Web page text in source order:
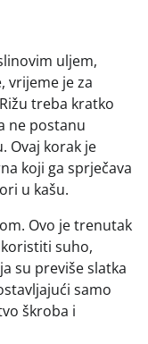
uljem,
vrijeme je za
treba kratko
ne postanu
Ovaj korak je
koji ga sprječava
u kašu.
Ovo je trenutak
suho,
su previše slatka
samo
škroba i